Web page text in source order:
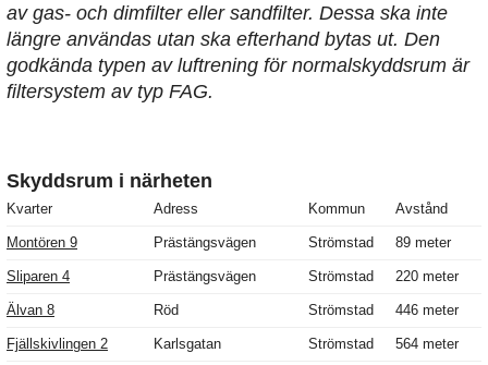
av gas- och dimfilter eller sandfilter. Dessa ska inte
längre användas utan ska efterhand bytas ut. Den
godkända typen av luftrening för normalskyddsrum är
filtersystem av typ FAG.
Skyddsrum i närheten
Kvarter Adress Kommun Avstånd
Montören 9 Prästängsvägen Strömstad 89 meter
Sliparen 4 Prästängsvägen Strömstad 220 meter
Älvan 8 Röd Strömstad 446 meter
Fjällskivlingen 2 Karlsgatan Strömstad 564 meter